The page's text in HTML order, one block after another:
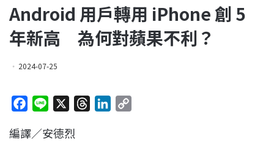
Android 用戶轉用 iPhone 創 5
年新高 為何對蘋果不利？
2024-07-25
c
n
編譯／安德烈